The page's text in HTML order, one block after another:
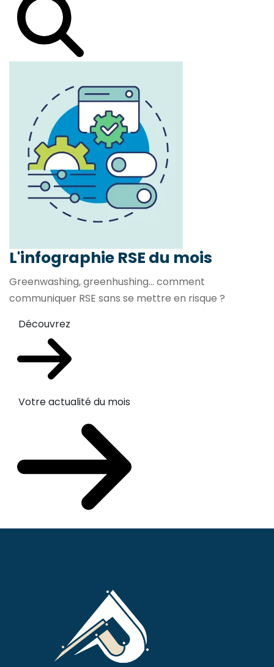
L'infographie RSE du mois
Greenwashing, greenhushing… comment
communiquer RSE sans se mettre en risque ?
Découvrez
Votre actualité du mois